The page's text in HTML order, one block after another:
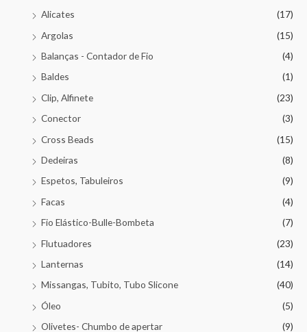
Alicates
(17)
Argolas
(15)
Balanças - Contador de Fio
(4)
Baldes
(1)
Clip, Alfinete
(23)
Conector
(3)
Cross Beads
(15)
Dedeiras
(8)
Espetos, Tabuleiros
(9)
Facas
(4)
Fio Elástico-Bulle-Bombeta
(7)
Flutuadores
(23)
Lanternas
(14)
Missangas, Tubito, Tubo Slicone
(40)
Óleo
(5)
Olivetes- Chumbo de apertar
(9)